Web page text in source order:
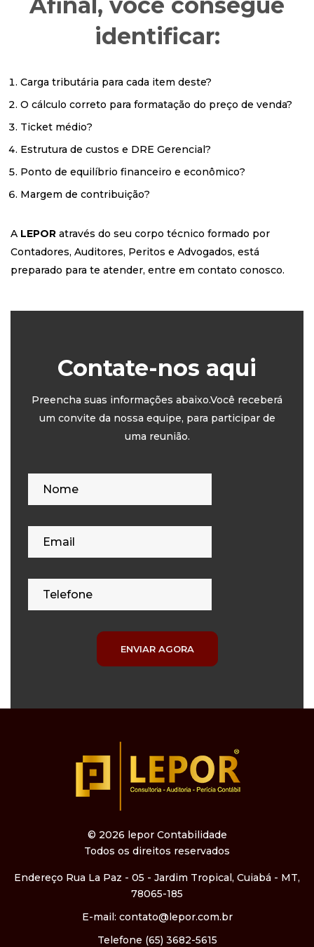
identificar:
Carga tributária para cada item deste?
O cálculo correto para formatação do preço de venda?
Ticket médio?
Estrutura de custos e DRE Gerencial?
Ponto de equilíbrio financeiro e econômico?
Margem de contribuição?
A LEPOR através do seu corpo técnico formado por
Contadores, Auditores, Peritos e Advogados, está
preparado para te atender, entre em contato conosco.
Contate-nos aqui
Preencha suas informações abaixo.Você receberá
um convite da nossa equipe, para participar de
uma reunião.
ENVIAR AGORA
© 2026 lepor Contabilidade
Todos os direitos reservados
Endereço Rua La Paz - 05 - Jardim Tropical, Cuiabá - MT,
78065-185
E-mail: contato@lepor.com.br
Telefone (65) 3682-5615